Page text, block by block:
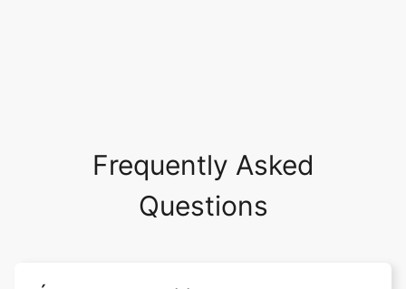
É seguro permitir o acesso ao meu